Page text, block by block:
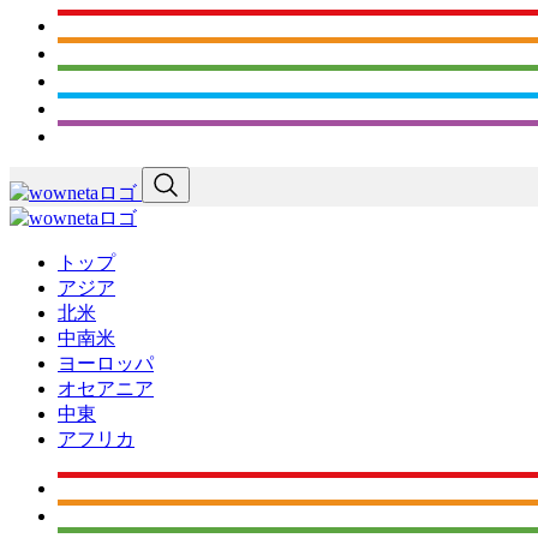
トップ
アジア
北米
中南米
ヨーロッパ
オセアニア
中東
アフリカ